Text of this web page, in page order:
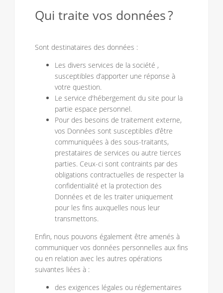
Qui traite vos données ?
Sont destinataires des données :
Les divers services de la société ,
susceptibles d’apporter une réponse à
votre question.
Le service d'hébergement du site pour la
partie espace personnel.
Pour des besoins de traitement externe,
vos Données sont susceptibles d’être
communiquées à des sous-traitants,
prestataires de services ou autre tierces
parties. Ceux-ci sont contraints par des
obligations contractuelles de respecter la
confidentialité et la protection des
Données et de les traiter uniquement
pour les fins auxquelles nous leur
transmettons.
Enfin, nous pouvons également être amenés à
communiquer vos données personnelles aux fins
ou en relation avec les autres opérations
suivantes liées à :
des exigences légales ou réglementaires